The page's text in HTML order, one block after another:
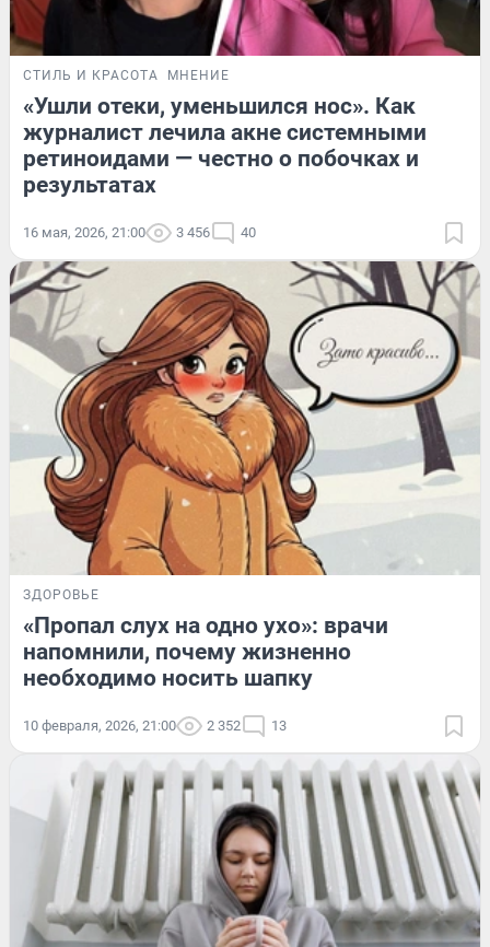
СТИЛЬ И КРАСОТА МНЕНИЕ
«Ушли отеки, уменьшился нос». Как
журналист лечила акне системными
ретиноидами — честно о побочках и
результатах
16 мая, 2026, 21:00 3 456 40
ЗДОРОВЬЕ
«Пропал слух на одно ухо»: врачи
напомнили, почему жизненно
необходимо носить шапку
10 февраля, 2026, 21:00 2 352 13